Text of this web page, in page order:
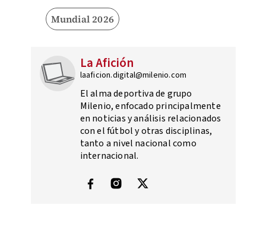
Mundial 2026
La Afición
laaficion.digital@milenio.com
El alma deportiva de grupo
Milenio, enfocado principalmente
en noticias y análisis relacionados
con el fútbol y otras disciplinas,
tanto a nivel nacional como
internacional.